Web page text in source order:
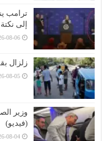
ترامب
إلى
08-06
زلزال بقوة 6.3 درجة يضرب جنوب
08-05
وزير
(فيديو)
08-04